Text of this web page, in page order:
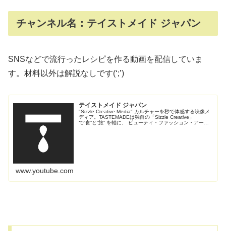
チャンネル名：テイストメイド ジャパン
SNSなどで流行ったレシピを作る動画を配信していま
す。材料以外は解説なしです(‘;’)
テイストメイド ジャパン
"Sizzle Creative Media" カルチャーを秒で体感する映像メ
ディア。TASTEMADEは独自の「Sizzle Creative」
で“食”と“旅” を軸に、 ビューティ・ファッション・アー
www.youtube.com